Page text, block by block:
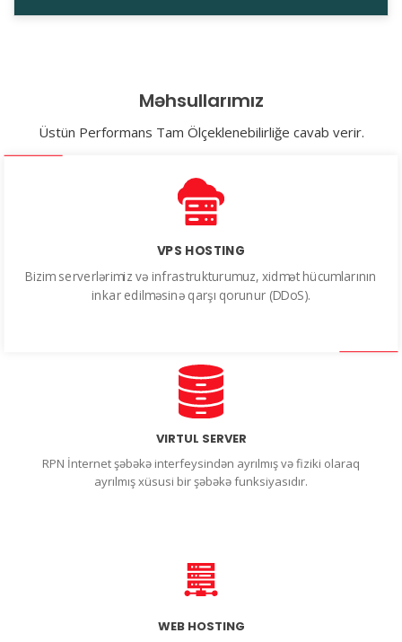
Məhsullarımız
Üstün Performans Tam Ölçeklenebilirliğe cavab verir.
VPS HOSTING
Bizim serverlərimiz və infrastrukturumuz, xidmət hücumlarının
inkar edilməsinə qarşı qorunur (DDoS).
VIRTUL SERVER
RPN İnternet şəbəkə interfeysindən ayrılmış və fiziki olaraq
ayrılmış xüsusi bir şəbəkə funksiyasıdır.
WEB HOSTING